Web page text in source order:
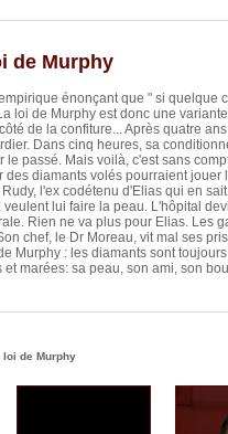
de Murphy
énonçant que " si quelque
loi de Murphy est donc une
de la confiture... Après quatre
Dans cinq heures, sa
le passé. Mais voilà, c'est sans
des diamants volés pourraient
l'ex codétenu d'Elias qui en
lui faire la peau. L'hôpital
Rien ne va plus pour Elias. Les
chef, le Dr Moreau, vit mal ses
Murphy : les diamants sont
marées: sa peau, son ami, son
loi de Murphy